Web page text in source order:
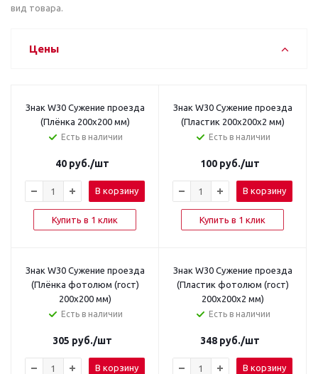
вид товара.
Цены
Знак W30 Сужение проезда
(Плёнка 200x200 мм)
Есть в наличии
40 руб./шт
В корзину
Купить в 1 клик
Знак W30 Сужение проезда
(Пластик 200x200x2 мм)
Есть в наличии
100 руб./шт
В корзину
Купить в 1 клик
Знак W30 Сужение проезда
(Плёнка фотолюм (гост)
200x200 мм)
Есть в наличии
305 руб./шт
В корзину
Знак W30 Сужение проезда
(Пластик фотолюм (гост)
200x200x2 мм)
Есть в наличии
348 руб./шт
В корзину